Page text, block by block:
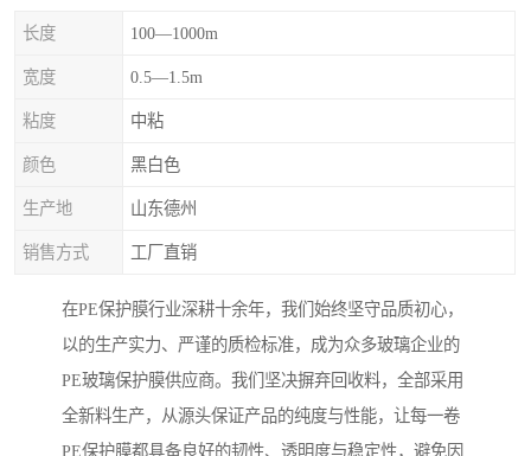
长度 100—1000m
宽度 0.5—1.5m
粘度 中粘
颜色 黑白色
生产地 山东德州
销售方式 工厂直销
在PE保护膜行业深耕十余年，我们始终坚守品质初心，
以的生产实力、严谨的质检标准，成为众多玻璃企业的
PE玻璃保护膜供应商。我们坚决摒弃回收料，全部采用
全新料生产，从源头保证产品的纯度与性能，让每一卷
PE保护膜都具备良好的韧性、透明度与稳定性，避免因